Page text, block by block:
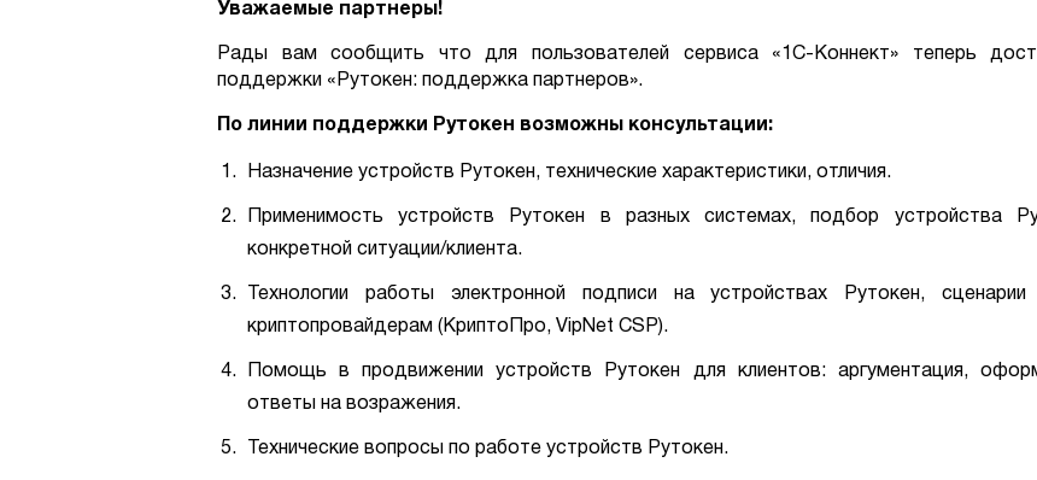
Уважаемые партнеры!
Рады вам сообщить что для пользователей сервиса «1С-Коннект» теперь
поддержки «Рутокен: поддержка партнеров».
По линии поддержки Рутокен возможны консультации:
Назначение устройств Рутокен, технические характеристики, отличия.
Применимость устройств Рутокен в разных системах, подбор устройства
конкретной ситуации/клиента.
Технологии работы электронной подписи на устройствах Рутокен,
криптопровайдерам (КриптоПро, VipNet CSP).
Помощь в продвижении устройств Рутокен для клиентов: аргументация,
ответы на возражения.
Технические вопросы по работе устройств Рутокен.